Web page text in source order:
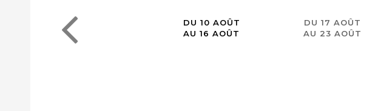
DU 10 AOÛT
AU 16 AOÛT
DU 17 AOÛT
AU 23 AOÛT